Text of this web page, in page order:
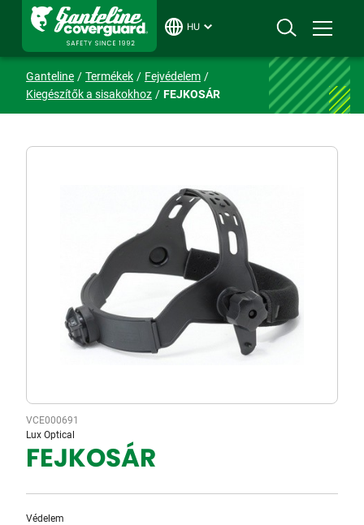
HU
Ganteline Termékek
Fejvédelem
Kiegészítők a sisakokhoz
FEJKOSÁR
VCE000691
Lux Optical
FEJKOSÁR
Védelem